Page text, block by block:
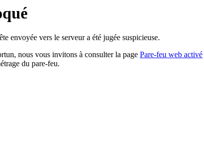
envoyée vers le serveur a été jugée suspicieuse.
nous vous invitons à consulter la page Pare-feu web activé
du pare-feu.